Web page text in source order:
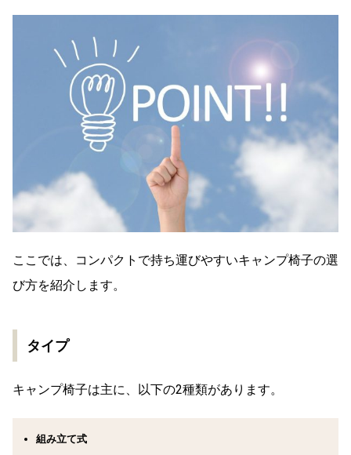
ここでは、コンパクトで持ち運びやすいキャンプ椅子の選
び方を紹介します。
タイプ
キャンプ椅子は主に、以下の2種類があります。
組み立て式